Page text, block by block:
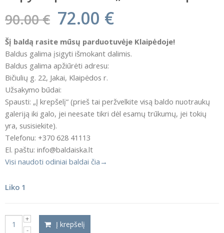
90.00€ 72.00 €
Šį baldą rasite mūsų parduotuvėje Klaipėdoje!
Baldus galima įsigyti išmokant dalimis.
Baldus galima apžiūrėti adresu:
Bičiulių g. 22, Jakai, Klaipėdos r.
Užsakymo būdai:
Spausti: „Į krepšelį“ (prieš tai peržvelkite visą baldo nuotraukų
galeriją iki galo, jei neesate tikri dėl esamų trūkumų, jei tokių
yra, susisiekite).
Telefonu: +370 628 41113
El. paštu: info@baldaiska.lt
Visi naudoti odiniai baldai čia→
Liko 1
Į krepšelį